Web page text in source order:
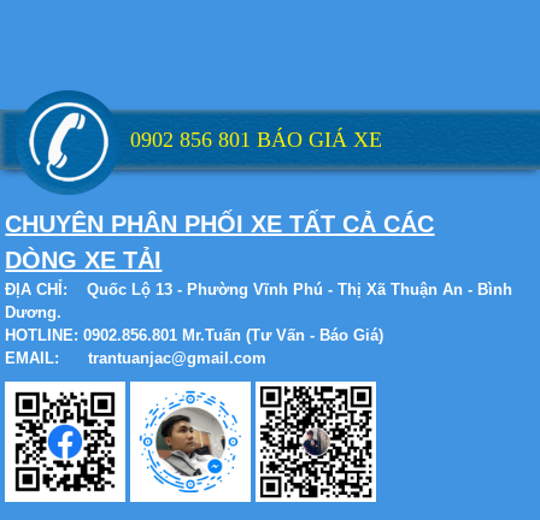
Xe tải Foton 990kg
Xe tải Foton 990kg
0902 856 801 BÁO GIÁ XE
CHUYÊN PHÂN PHỐI XE TẤT CẢ CÁC
DÒNG XE TẢI
ĐỊA CHỈ:
Quốc Lộ 13 - Phường Vĩnh Phú - Thị Xã Thuận An - Bình
Dương.
HOTLINE: 0902.856.801 Mr.Tuấn (Tư Vấn - Báo Giá)
EMAIL: trantuanjac@gmail.com